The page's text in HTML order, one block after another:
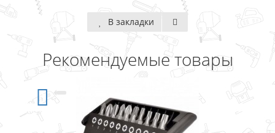
В закладки
Рекомендуемые товары